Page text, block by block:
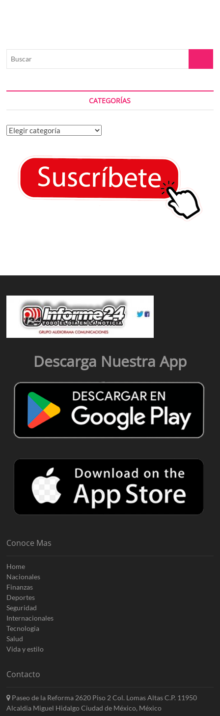
CATEGORÍAS
Categorías
Descarga Nuestra App
Conoce Mas
Home
Nacionales
Finanzas
Deportes
Seguridad
Internacionales
Tecnologia
Salud
Vida y estilo
Contacto
Paseo de la Reforma 2620 Piso 2 Col. Lomas Altas C.P. 11950
Alcaldia Miguel Hidalgo Ciudad de México, México